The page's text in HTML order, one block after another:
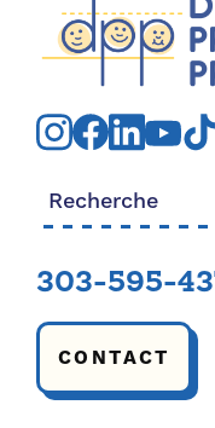
Rechercher:
303-595-
CONTACT